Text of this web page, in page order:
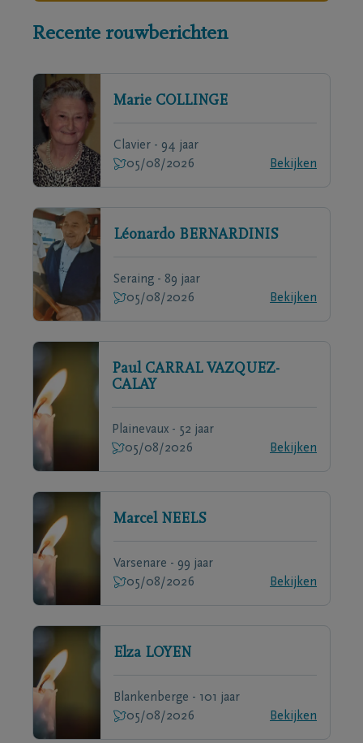
Recente rouwberichten
Marie COLLINGE
Clavier - 94 jaar
05/08/2026
Bekijken
Léonardo BERNARDINIS
Seraing - 89 jaar
05/08/2026
Bekijken
Paul CARRAL VAZQUEZ-
CALAY
Plainevaux - 52 jaar
05/08/2026
Bekijken
Marcel NEELS
Varsenare - 99 jaar
05/08/2026
Bekijken
Elza LOYEN
Blankenberge - 101 jaar
05/08/2026
Bekijken